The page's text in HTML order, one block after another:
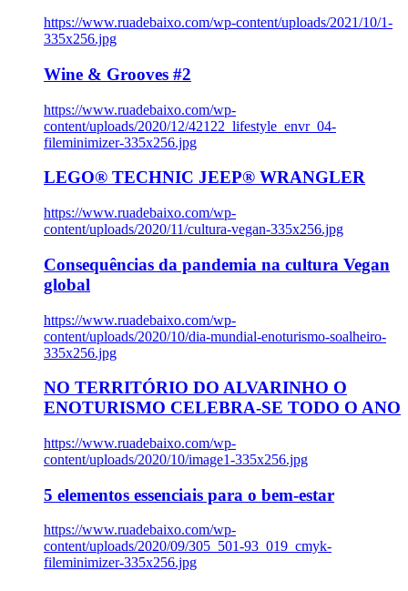
https://www.ruadebaixo.com/wp-content/uploads/2021/10/1-
335x256.jpg
Wine & Grooves #2
https://www.ruadebaixo.com/wp-
content/uploads/2020/12/42122_lifestyle_envr_04-
fileminimizer-335x256.jpg
LEGO® TECHNIC JEEP® WRANGLER
https://www.ruadebaixo.com/wp-
content/uploads/2020/11/cultura-vegan-335x256.jpg
Consequências da pandemia na cultura Vegan
global
https://www.ruadebaixo.com/wp-
content/uploads/2020/10/dia-mundial-enoturismo-soalheiro-
335x256.jpg
NO TERRITÓRIO DO ALVARINHO O
ENOTURISMO CELEBRA-SE TODO O ANO
https://www.ruadebaixo.com/wp-
content/uploads/2020/10/image1-335x256.jpg
5 elementos essenciais para o bem-estar
https://www.ruadebaixo.com/wp-
content/uploads/2020/09/305_501-93_019_cmyk-
fileminimizer-335x256.jpg